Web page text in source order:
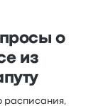
о
из
расписания,